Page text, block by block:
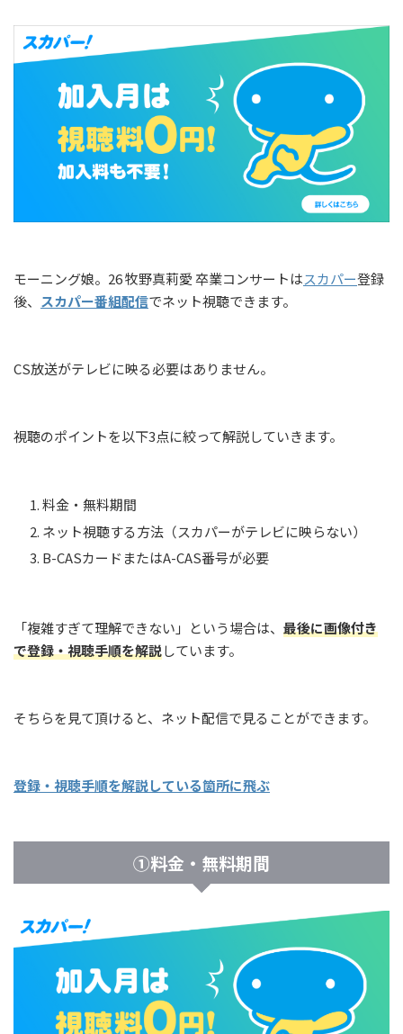
モーニング娘。26 牧野真莉愛 卒業コンサートはスカパー登録
後、 スカパー番組配信でネット視聴できます。
CS放送がテレビに映る必要はありません。
視聴のポイントを以下3点に絞って解説していきます。
料金・無料期間
ネット視聴する方法（スカパーがテレビに映らない）
B-CASカードまたはA-CAS番号が必要
「複雑すぎて理解できない」という場合は、 最後に画像付き
で登録・視聴手順を解説しています。
そちらを見て頂けると、ネット配信で見ることができます。
登録・視聴手順を解説している箇所に飛ぶ
①料金・無料期間